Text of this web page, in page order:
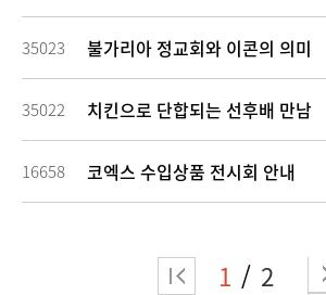
35023 불가리아 정교회와 이콘의 의미
35022 치킨으로 단합되는 선후배 만남
16658 코엑스 수입상품 전시회 안내
1 2